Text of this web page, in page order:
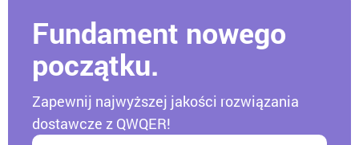
Fundament nowego
początku.
Zapewnij najwyższej jakości rozwiązania
dostawcze z QWQER!